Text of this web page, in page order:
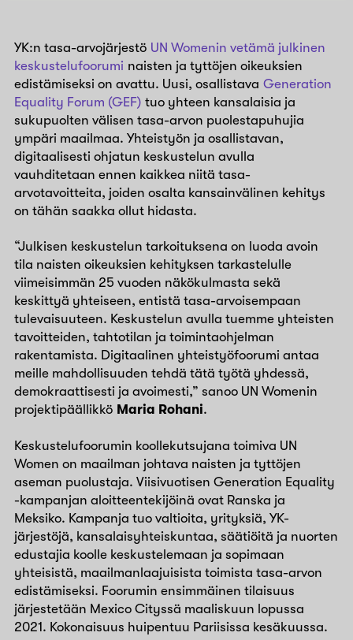
YK:n tasa-arvojärjestö UN Womenin vetämä julkinen
keskustelufoorumi naisten ja tyttöjen oikeuksien
edistämiseksi on avattu. Uusi, osallistavaGeneration
Equality Forum (GEF) tuo yhteen kansalaisia ja
sukupuolten välisen tasa-arvon puolestapuhujia
ympäri maailmaa. Yhteistyön ja osallistavan,
digitaalisesti ohjatun keskustelun avulla
vauhditetaan ennen kaikkea niitä tasa-
arvotavoitteita, joiden osalta kansainvälinen kehitys
on tähän saakka ollut hidasta.
“Julkisen keskustelun tarkoituksena on luoda avoin
tila naisten oikeuksien kehityksen tarkastelulle
viimeisimmän 25 vuoden näkökulmasta sekä
keskittyä yhteiseen, entistä tasa-arvoisempaan
tulevaisuuteen. Keskustelun avulla tuemme yhteisten
tavoitteiden, tahtotilan ja toimintaohjelman
rakentamista. Digitaalinen yhteistyöfoorumi antaa
meille mahdollisuuden tehdä tätä työtä yhdessä,
demokraattisesti ja avoimesti,” sanoo UN Womenin
projektipäällikkö Maria Rohani.
Keskustelufoorumin koollekutsujana toimiva UN
Women on maailman johtava naisten ja tyttöjen
aseman puolustaja. Viisivuotisen Generation Equality
-kampanjan aloitteentekijöinä ovat Ranska ja
Meksiko. Kampanja tuo valtioita, yrityksiä, YK-
järjestöjä, kansalaisyhteiskuntaa, säätiöitä ja nuorten
edustajia koolle keskustelemaan ja sopimaan
yhteisistä, maailmanlaajuisista toimista tasa-arvon
edistämiseksi. Foorumin ensimmäinen tilaisuus
järjestetään Mexico Cityssä maaliskuun lopussa
2021. Kokonaisuus huipentuu Pariisissa kesäkuussa.